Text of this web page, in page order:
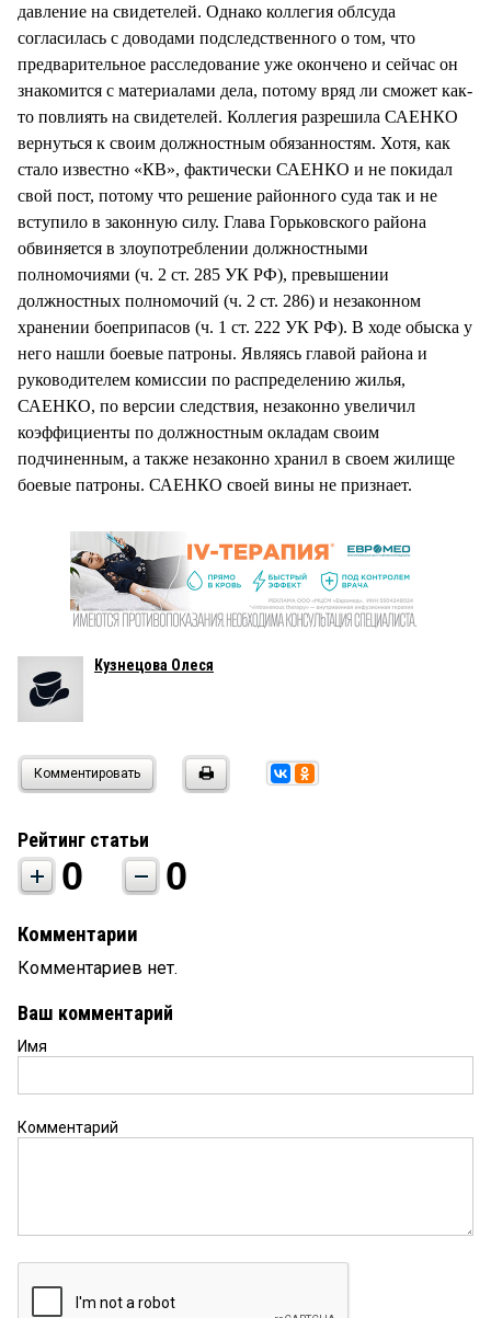
давление на свидетелей. Однако коллегия облсуда
согласилась с доводами подследственного о том, что
предварительное расследование уже окончено и сейчас он
знакомится с материалами дела, потому вряд ли сможет как-
то повлиять на свидетелей. Коллегия разрешила САЕНКО
вернуться к своим должностным обязанностям. Хотя, как
стало известно «КВ», фактически САЕНКО и не покидал
свой пост, потому что решение районного суда так и не
вступило в законную силу. Глава Горьковского района
обвиняется в злоупотреблении должностными
полномочиями (ч. 2 ст. 285 УК РФ), превышении
должностных полномочий (ч. 2 ст. 286) и незаконном
хранении боеприпасов (ч. 1 ст. 222 УК РФ). В ходе обыска у
него нашли боевые патроны. Являясь главой района и
руководителем комиссии по распределению жилья,
САЕНКО, по версии следствия, незаконно увеличил
коэффициенты по должностным окладам своим
подчиненным, а также незаконно хранил в своем жилище
боевые патроны. САЕНКО своей вины не признает.
Кузнецова Олеся
Комментировать
Рейтинг статьи
0 0
Комментарии
Комментариев нет.
Ваш комментарий
Имя
Комментарий